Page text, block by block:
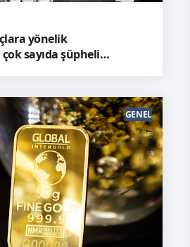
yönelik
sayıda şüpheli
GENEL